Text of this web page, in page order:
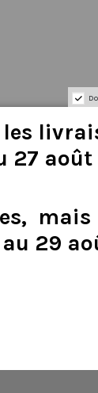
les
27 août
mais
au 29